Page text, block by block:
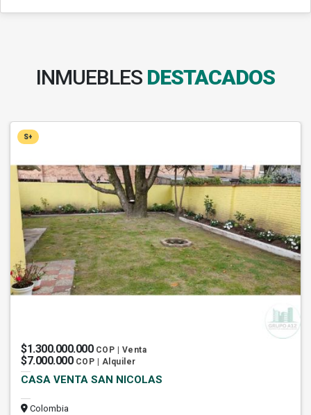
INMUEBLES DESTACADOS
S+
$1.300.000.000 COP | Venta
$7.000.000 COP | Alquiler
CASA VENTA SAN NICOLAS
Colombia